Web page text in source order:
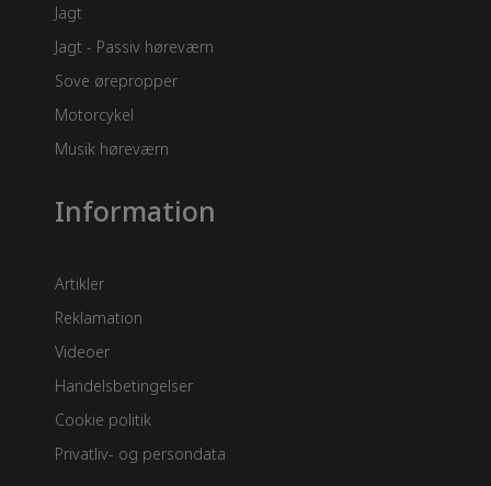
Jagt
Jagt - Passiv høreværn
Sove ørepropper
Motorcykel
Musik høreværn
Information
Artikler
Reklamation
Videoer
Handelsbetingelser
Cookie politik
Privatliv- og persondata